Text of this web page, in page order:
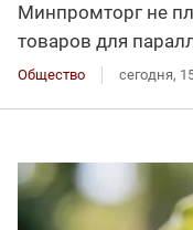
Минпромторг не
товаров для
Общество сегодня,